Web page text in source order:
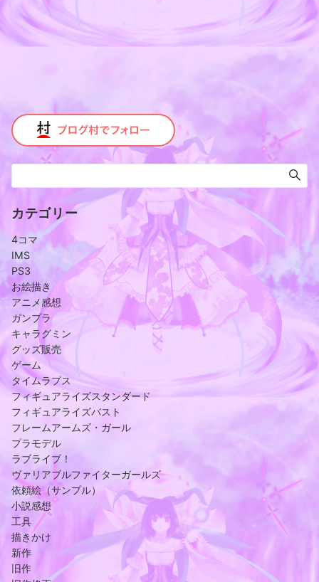
カテゴリー
4コマ
IMS
PS3
お絵描き
アニメ感想
ガンプラ
キャラグミン
グッズ販売
ゲーム
タイムラプス
フィギュアライズスタンダード
フィギュアライズバスト
フレームアームズ・ガール
プラモデル
ラブライブ！
ヴァリアブルファイターガールズ
依頼絵（サンプル）
小説感想
工具
描きかけ
新作
旧作